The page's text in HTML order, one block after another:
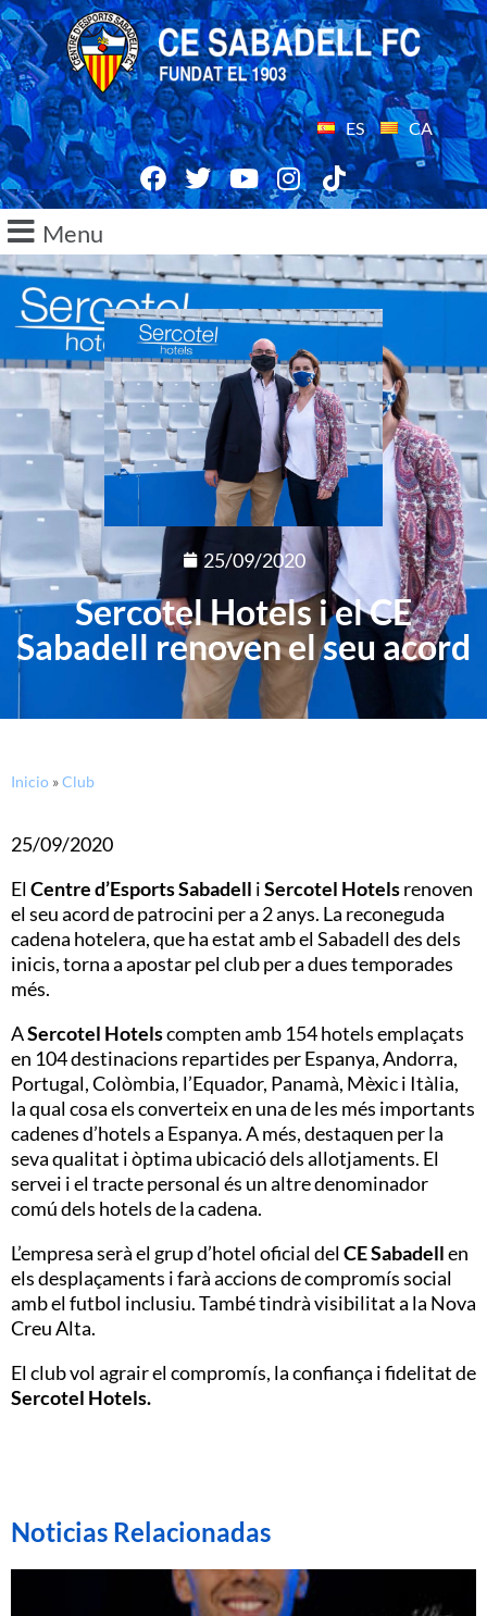
ES CA
Menu
25/09/2020
Sercotel Hotels i el CE
Sabadell renoven el seu acord
Inicio »Club
25/09/2020
ElCentre d’Esports Sabadell iSercotel Hotelsrenoven
el seu acord de patrocini per a 2 anys. La reconeguda
cadena hotelera, que ha estat amb el Sabadell des dels
inicis, torna a apostar pel club per a dues temporades
més.
ASercotel Hotelscompten amb 154 hotels emplaçats
en 104 destinacions repartides per Espanya, Andorra,
Portugal, Colòmbia, l’Equador, Panamà, Mèxic i Itàlia,
la qual cosa els converteix en una de les més importants
cadenes d’hotels a Espanya. A més, destaquen per la
seva qualitat i òptima ubicació dels allotjaments. El
servei i el tracte personal és un altre denominador
comú dels hotels de la cadena.
L’empresa serà el grup d’hotel oficial delCE Sabadellen
els desplaçaments i farà accions de compromís social
amb el futbol inclusiu. També tindrà visibilitat a la Nova
Creu Alta.
El club vol agrair el compromís, la confiança i fidelitat de
Sercotel Hotels.
Noticias Relacionadas